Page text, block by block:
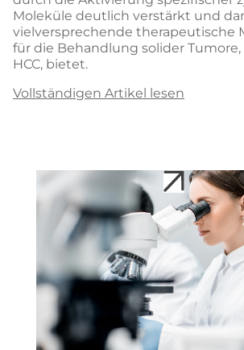
Moleküle deutlich verstärkt und
vielversprechende therapeutische
für die Behandlung solider
HCC, bietet.
Vollständigen Artikel lesen